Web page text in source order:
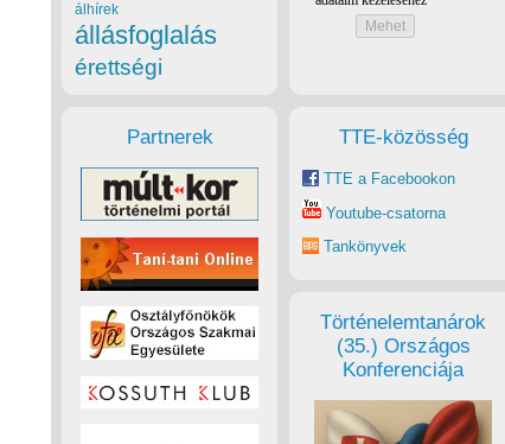
TTE-közösség
TTE a Facebookon
Youtube-csatorna
Tankönyvek
Történelemtanárok
(35.) Országos
Konferenciája
álhírek
állásfoglalás
érettségi
Partnerek